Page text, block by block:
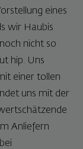
eines
wir Haubis
nicht so
hip. Uns
einer tollen
uns mit der
Anliefern